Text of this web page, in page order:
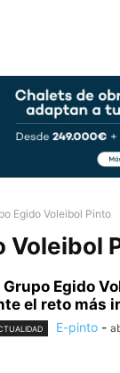
Egido Voleibol Pinto
Voleibol
Grupo Egido
el reto más
E-pinto -